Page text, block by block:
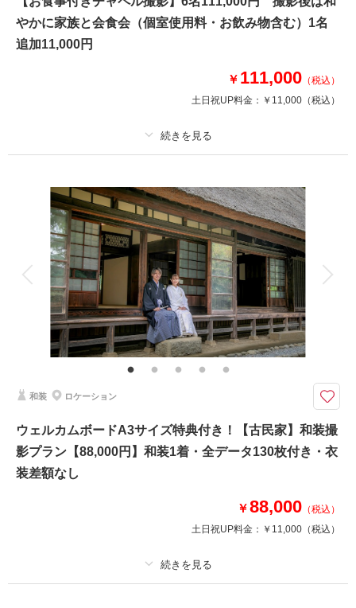
●新郎新婦和装各１着
●ご新婦様は白無垢・色打掛・黒引振袖より1点
●撮影場所：ホテル館内（神殿・中庭付）
このプランで撮影可能な撮影レポート
撮影場所：神殿・中庭（東京）
相談予約する
来店・オンライン
撮影日の空き
を確認する
やかに家族と会食会（個室使用料・お飲み物含む）1名
追加11,000円
￥ 111,000 （税込）
土日祝UP料金： ￥11,000 （税込）
撮影料 新婦衣装1着 新郎衣装1着
着付け ヘアメイク 小物一式
アルバム データ 80 カット 台紙付写真
衣装追加 会食 挙式
家族と撮影 家族用衣装レンタル ペットと撮影
その他含むもの
新婦衣裳は差額なしで選べます ホテル館内撮影使用料（チャペル使用料）
含む 【会食 神楽プランお一人様11,000円税込】会席料理+飲み放題（2
時間）+個室使用料 6名様分が含まれています
ウェディングフォト後のお食事を含むセットプランです！チャペル撮影プラ
●新郎新婦洋装各１着
●ご新婦様はウェディングドレスorカラードレスより1点
●新郎タキシード
●会食6名様分を含みます 日本料理・個室
和装 ロケーション
ウェルカムボードA3サイズ特典付き！【古民家】和装撮
影プラン【88,000円】和装1着・全データ130枚付き・衣
装差額なし
￥88,000 （税込）
土日祝UP料金： ￥11,000 （税込）